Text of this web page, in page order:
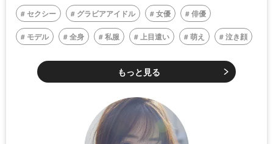
セクシー グラビアアイドル 女優 俳優
モデル 全身 私服 上目遣い 萌え 泣き顔
もっと見る